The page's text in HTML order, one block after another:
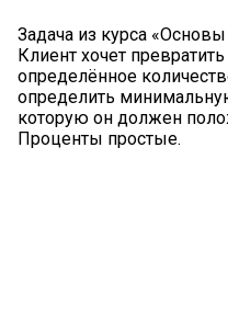
Задача из курса
Клиент хочет
определённое
определить
которую он должен
Проценты простые.